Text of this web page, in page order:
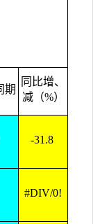
期
同比增、
减（%）
-31.8
#DIV/0!